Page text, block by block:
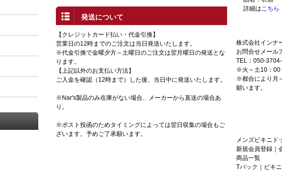
発送について
【クレジットカード払い・代金引換】
営業日の12時までのご注文は当日発送いたします。
※代金引換で金曜夕方～土曜日のご注文は翌月曜日の発送とな
ります。
【上記以外のお支払い方法】
ご入金を確認（12時まで）した後、当日中に発送いたします。
※Nar's製品のみ在庫がない場合、メーカーから直送の場合あ
り。
※ポスト投函のためタイミングによっては翌日収集の場合もご
ざいます。予めご了承願います。
詳細はこちら
カス
株式会社インナ
お問合せメール
TEL：050-
※火～土10：00
※都合により月
願います。
メンズビキニド
新規会員登録｜
商品一覧
Tバック
ビキニ